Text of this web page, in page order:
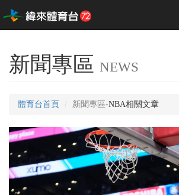
新聞專區 NEWS
體育台首頁 新聞專區-NBA相關文章